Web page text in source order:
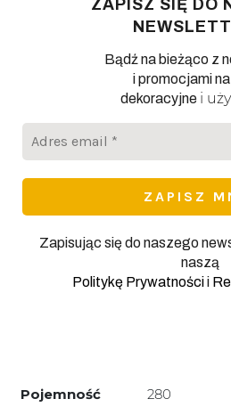
ZAPISZ SIĘ DO
Bądź na bieżąco z
i promocjami na
dekoracyjne i
Zapisując się do naszego
naszą
Politykę Prywatnościi
Pojemność
280